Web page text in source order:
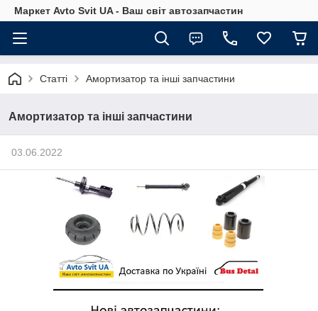
Маркет Avto Svit UA - Ваш світ автозапчастин
Статті Амортизатор та інші запчастини
Амортизатор та інші запчастини
03.06.2022